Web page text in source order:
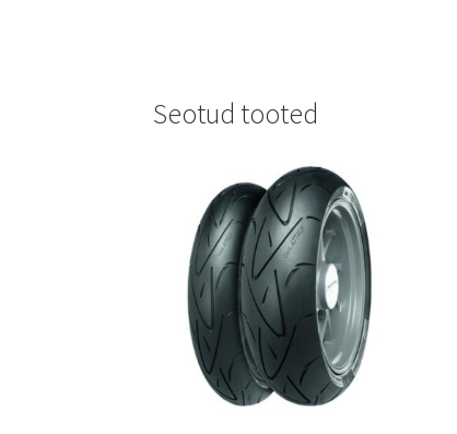
Seotud tooted